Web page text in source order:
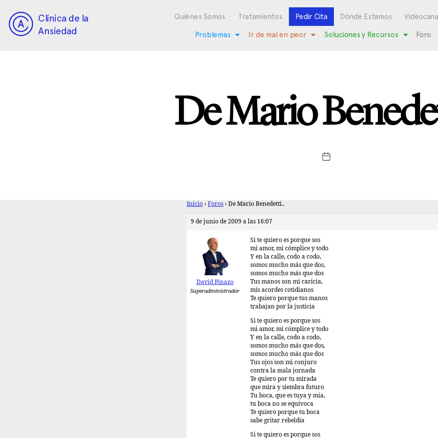
Clínica de la
Ansiedad
Quiénes Somos Tratamientos Pedir Cita Dónde Estamos
Problemas Ir de mal en peor Soluciones y Recursos Foro
De Mario
Inicio › Foros › De Mario Benedetti..
9 de junio de 2009 a las 16:07
David Pinazo
Superadministrador
Si te quiero es porque sos
mi amor, mi cómplice y todo
Y en la calle, codo a codo,
somos mucho más que dos,
somos mucho más que dos
Tus manos son mi caricia,
mis acordes cotidianos
Te quiero porque tus manos
trabajan por la justicia
Si te quiero es porque sos
mi amor, mi cómplice y todo
Y en la calle, codo a codo,
somos mucho más que dos,
somos mucho más que dos
Tus ojos son mi conjuro
contra la mala jornada
Te quiero por tu mirada
que mira y siembra futuro
Tu boca, que es tuya y mía,
tu boca no se equivoca
Te quiero porque tu boca
sabe gritar rebeldía
Si te quiero es porque sos